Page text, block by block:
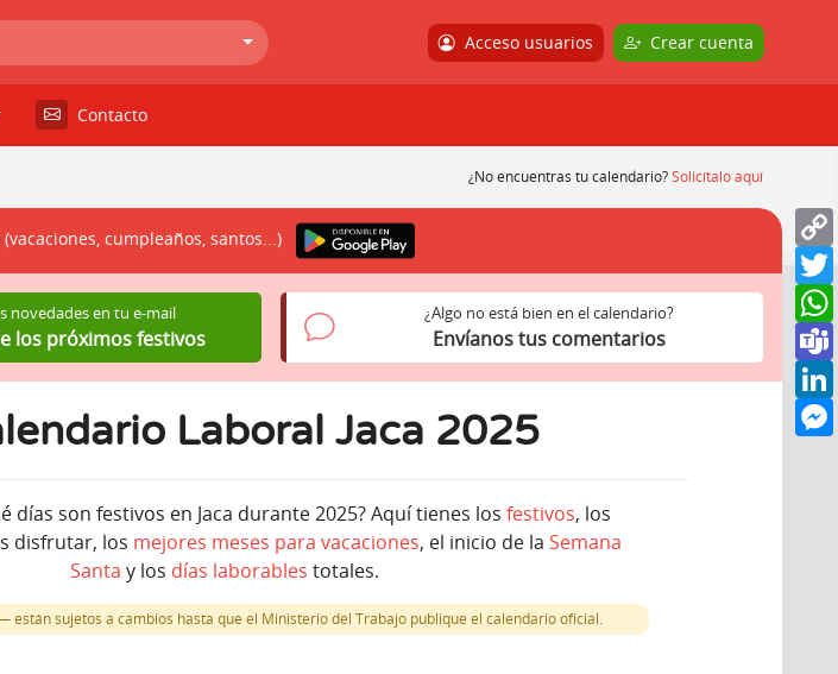
Acceso usuarios Crear cuenta
Contacto
¿No encuentras tu calendario?Solicítalo aquí
Laboral Jaca 2025
días son festivos en Jaca durante 2025? Aquí tienes losfestivos, los
disfrutar, los mejores meses para vacaciones, el inicio de la Semana
Santa y los días laborables totales.
están sujetos a cambios hasta que el Ministerio del Trabajo publique el calendario oficial.
novedades en tu e-mail
los próximos festivos
¿Algo no está bien en el calendario?
Envíanos tus comentarios
cumpleaños, santos...)